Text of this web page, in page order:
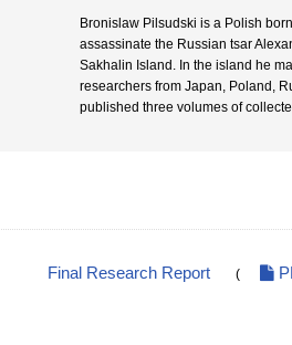
Bronislaw Pilsudski is a Polish
assassinate the Russian tsar
Sakhalin Island. In the island he
researchers from Japan, Poland,
published three volumes of
Final Research Report (